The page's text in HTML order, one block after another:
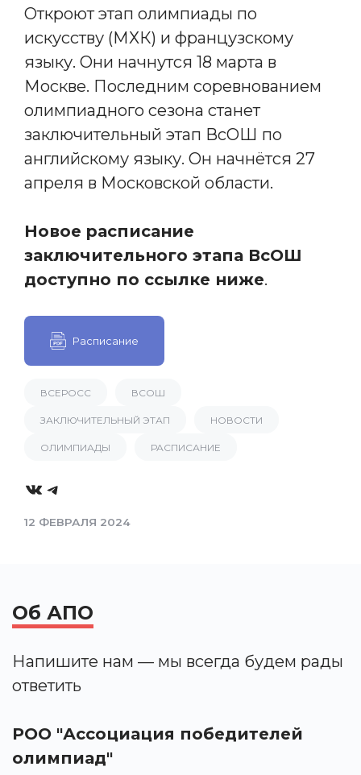
Откроют этап олимпиады по
искусству (МХК) и французскому
языку. Они начнутся 18 марта в
Москве. Последним соревнованием
олимпиадного сезона станет
заключительный этап ВсОШ по
английскому языку. Он начнётся 27
апреля в Московской области.
Новое расписание
заключительного этапа ВсОШ
доступно по ссылке ниже.
Расписание
ВСЕРОСС ВСОШ
ЗАКЛЮЧИТЕЛЬНЫЙ ЭТАП НОВОСТИ
ОЛИМПИАДЫ РАСПИСАНИЕ
VKTelegram
12 ФЕВРАЛЯ 2024
Об АПО
Напишите нам — мы всегда будем рады
ответить
РОО "Ассоциация победителей
олимпиад"